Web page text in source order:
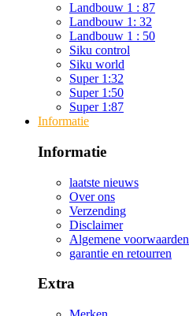
Landbouw 1 : 87
Landbouw 1: 32
Landbouw 1 : 50
Siku control
Siku world
Super 1:32
Super 1:50
Super 1:87
Informatie
Informatie
laatste nieuws
Over ons
Verzending
Disclaimer
Algemene voorwaarden
garantie en retourren
Extra